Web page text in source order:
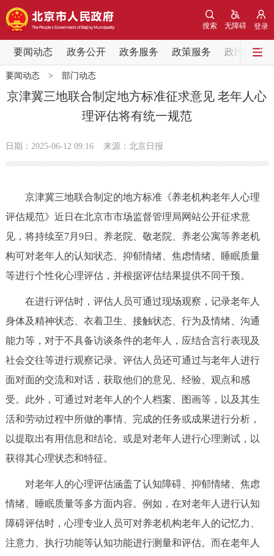
登录
无障碍
搜索
要闻动态 政务公开 政务服务 政策服务 政民互动
要闻动态
党中央精神
会议信息
市领导 机构职能 政策服务
政策兑现 政策解读 回应关切
政务服务
中介服务 阳光政务
政民互动
12345网上接诉即办 我要咨询 我要建议
参与调查 在线访谈 图说互动
要闻动态> 部门动态
京津冀三地联合制定地方标准征求意见 老年人心
理评估将有统一规范
日期：2025-06-12 09:16 来源：北京日报
京津冀三地联合制定的地方标准《养老机构老年人心理
评估规范》近日在北京市市场监督管理局网站公开征求意
见，将持续至7月9日。养老院、敬老院、养老公寓等养老机
构可对老年人的认知状态、抑郁情绪、焦虑情绪、睡眠质量
等进行个性化心理评估，并根据评估结果提供不同干预。
在进行评估时，评估人员可通过现场观察，记录老年人
身体及精神状态、衣着卫生、接触状态、行为及情绪、沟通
能力等，对于不具备访谈条件的老年人，应结合言行表现及
社会交往等进行观察记录。评估人员还可通过与老年人进行
面对面的交流和对话，获取他们的意见、经验、观点和感
受。此外，可通过对老年人的个人档案、图画等，以及其生
活和劳动过程中所做的事情、完成的任务或成果进行分析，
以提取出有用信息和结论。或是对老年人进行心理测试，以
获得其心理状态和特征。
对老年人的心理评估涵盖了认知障碍、抑郁情绪、焦虑
情绪、睡眠质量等多方面内容。例如，在对老年人进行认知
障碍评估时，心理专业人员可对养老机构老年人的记忆力、
注意力、执行功能等认知功能进行测量和评估。而在老年人